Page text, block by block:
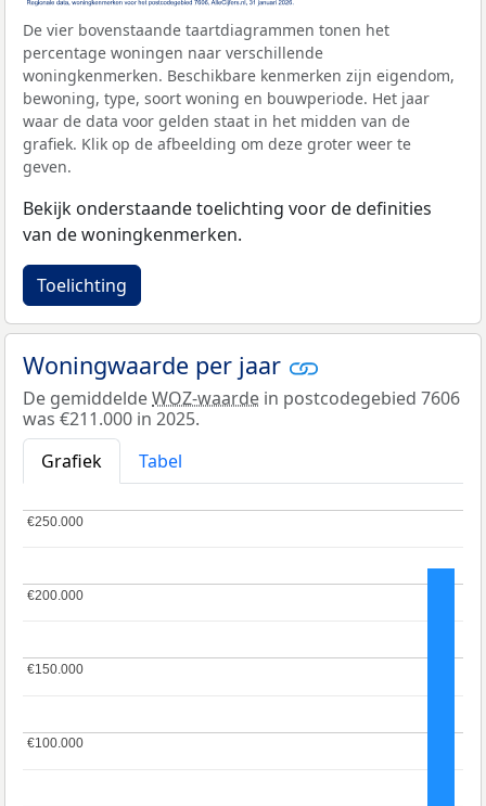
De vier bovenstaande taartdiagrammen tonen het
percentage woningen naar verschillende
woningkenmerken. Beschikbare kenmerken zijn eigendom,
bewoning, type, soort woning en bouwperiode. Het jaar
waar de data voor gelden staat in het midden van de
grafiek. Klik op de afbeelding om deze groter weer te
geven.
Bekijk onderstaande toelichting voor de definities
van de woningkenmerken.
Toelichting
Woningwaarde per jaar
De gemiddeldeWOZ-waarde in postcodegebied 7606
was €211.000 in 2025.
Grafiek
Tabel
€100.000
€100.000
€150.000
€150.000
€200.000
€200.000
€250.000
€250.000